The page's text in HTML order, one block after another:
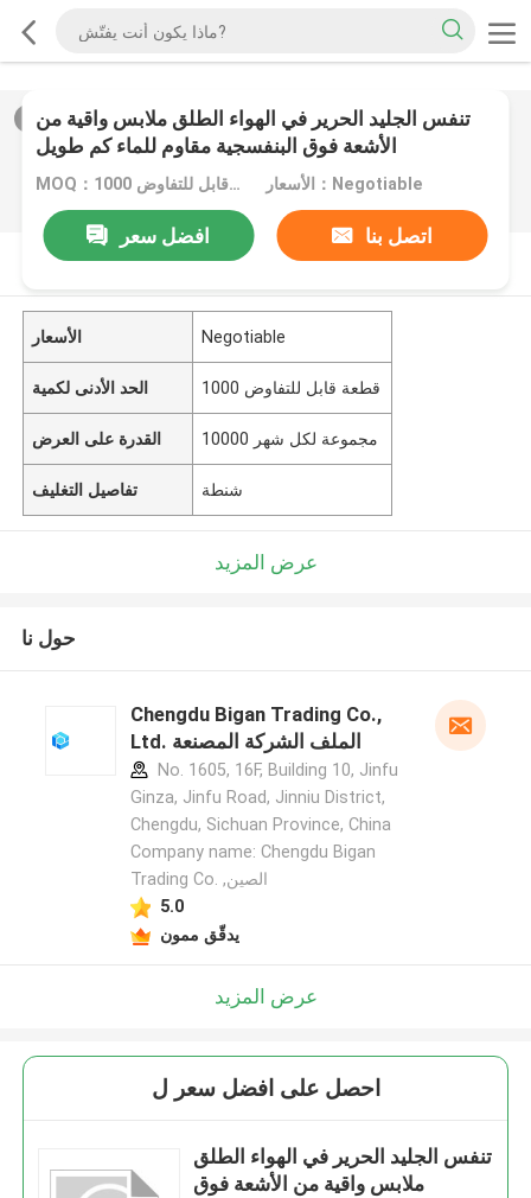
/0
تنفس الجليد الحرير في الهواء الطلق ملابس واقية من
الأشعة فوق البنفسجية مقاوم للماء كم طويل
MOQ：1000 قطعة قابل للتفاوض الأسعار：Negotiable
افضل سعر
اتصل بنا
منتوج وصف
الأسعار Negotiable
الحد الأدنى لكمية 1000 قطعة قابل للتفاوض
القدرة على العرض 10000 مجموعة لكل شهر
تفاصيل التغليف شنطة
عرض المزيد
حول نا
Chengdu Bigan Trading Co.,
Ltd. الملف الشركة المصنعة
No. 1605, 16F, Building 10, Jinfu
Ginza, Jinfu Road, Jinniu District,
Chengdu, Sichuan Province, China
Company name: Chengdu Bigan
Trading Co. ,الصين
5.0
يدقّق ممون
عرض المزيد
احصل على افضل سعر ل
تنفس الجليد الحرير في الهواء الطلق
ملابس واقية من الأشعة فوق